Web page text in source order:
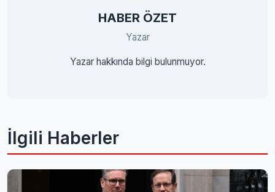
HABER ÖZET
Yazar
Yazar hakkında bilgi bulunmuyor.
İlgili Haberler